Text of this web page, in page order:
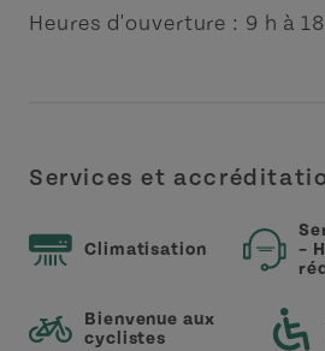
Heures d'ouverture : 9 h à
Services et
Climatisation
–
Bienvenue aux
cyclistes